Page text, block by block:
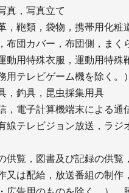
真，写真立て
鞄類，袋物，携帯用化粧
団カバー，布団側，まく
用特殊衣服，運動用特殊
テレビゲーム機を除く。
，釣具，昆虫採集用具
電子計算機端末による
テレビジョン放送，ラ
覧，図書及び記録の供
は配給，放送番組の制